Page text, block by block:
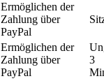
Ermöglichen der
Zahlung über
PayPal
Ermöglichen der
Zahlung über
PayPal
3